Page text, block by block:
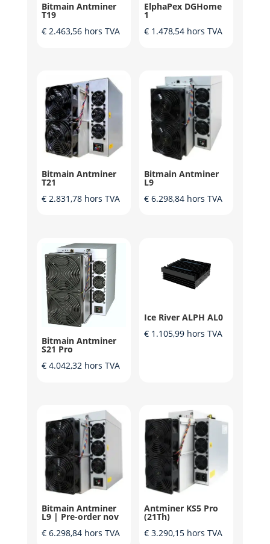
Bitmain Antminer
T19
€2.463,56 hors TVA
ElphaPex DGHome
1
€1.478,54 hors TVA
Bitmain Antminer
T21
€2.831,78 hors TVA
Bitmain Antminer
L9
€6.298,84 hors TVA
Bitmain Antminer
S21 Pro
€4.042,32 hors TVA
Ice River ALPH AL0
€1.105,99 hors TVA
Bitmain Antminer
L9 | Pre-order nov
€6.298,84 hors TVA
Antminer KS5 Pro
(21Th)
€3.290,15 hors TVA